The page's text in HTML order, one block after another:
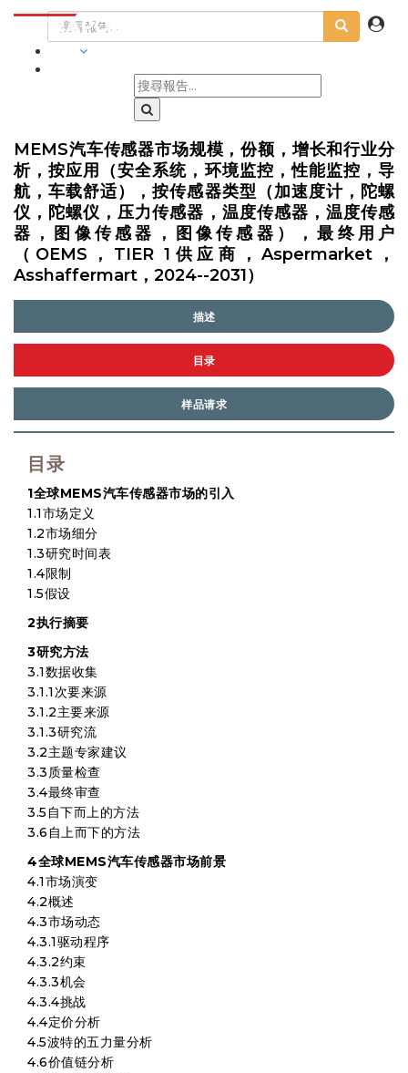
MEMS汽车传感器市场规模，份额，增长和行业分
析，按应用（安全系统，环境监控，性能监控，导
航，车载舒适），按传感器类型（加速度计，陀螺
仪，陀螺仪，压力传感器，温度传感器，温度传感
器，图像传感器，图像传感器），最终用户
（OEMS，TIER 1供应商，Aspermarket，
Asshaffermart，2024--2031）
描述
目录
样品请求
目录
1全球MEMS汽车传感器市场的引入
1.1市场定义
1.2市场细分
1.3研究时间表
1.4限制
1.5假设
2执行摘要
3研究方法
3.1数据收集
3.1.1次要来源
3.1.2主要来源
3.1.3研究流
3.2主题专家建议
3.3质量检查
3.4最终审查
3.5自下而上的方法
3.6自上而下的方法
4全球MEMS汽车传感器市场前景
4.1市场演变
4.2概述
4.3市场动态
4.3.1驱动程序
4.3.2约束
4.3.3机会
4.3.4挑战
4.4定价分析
4.5波特的五力量分析
4.6价值链分析